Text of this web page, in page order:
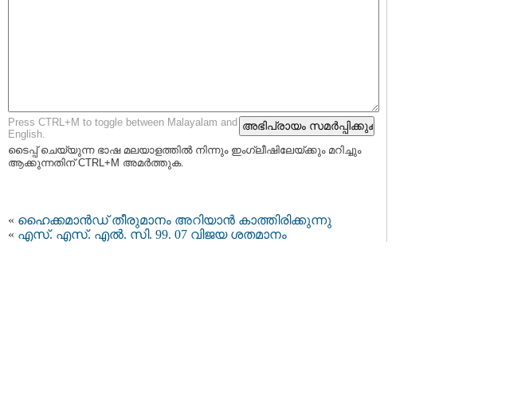
Press CTRL+M to toggle between Malayalam and
English.
ടൈപ്പ്‌ ചെയ്യുന്ന ഭാഷ മലയാളത്തില്‍ നിന്നും ഇംഗ്ലീഷിലേയ്ക്കും മറിച്ചും
ആക്കുന്നതിന് CTRL+M അമര്‍ത്തുക.
« ഹൈക്കമാൻഡ് തീരുമാനം അറിയാൻ കാത്തിരിക്കുന്നു
« എസ്. എസ്. എൽ. സി. 99. 07 വിജയ ശതമാനം